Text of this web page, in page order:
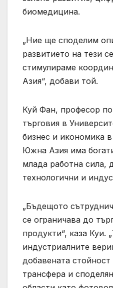
биомедицина.
„Ние ще споделим
развитието на тези
стимулираме
Азия“, добави той.
Куй Фан, професор
търговия в
бизнес и икономика
Южна Азия има
млада работна сила,
технологични и
„Бъдещото
се ограничава до
продукти“, каза Куи.
индустриалните
добавената
трансфера и